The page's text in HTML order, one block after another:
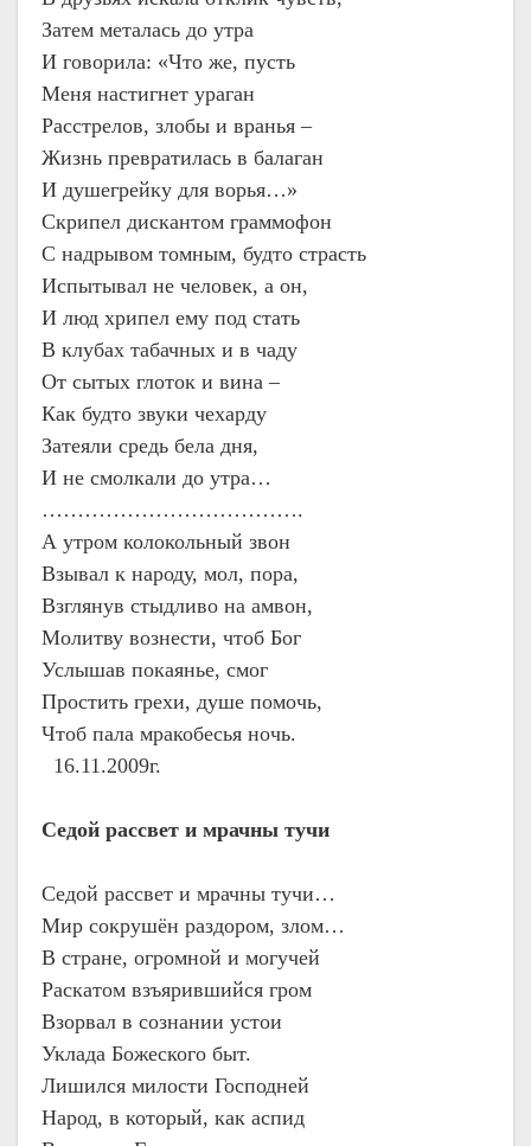
Затем металась до утра
И говорила: «Что же, пусть
Меня настигнет ураган
Расстрелов, злобы и вранья –
Жизнь превратилась в балаган
И душегрейку для ворья…»
Скрипел дискантом граммофон
С надрывом томным, будто страсть
Испытывал не человек, а он,
И люд хрипел ему под стать
В клубах табачных и в чаду
От сытых глоток и вина –
Как будто звуки чехарду
Затеяли средь бела дня,
И не смолкали до утра…
……………………………….
А утром колокольный звон
Взывал к народу, мол, пора,
Взглянув стыдливо на амвон,
Молитву вознести, чтоб Бог
Услышав покаянье, смог
Простить грехи, душе помочь,
Чтоб пала мракобесья ночь.
16.11.2009г.
Седой рассвет и мрачны тучи
Седой рассвет и мрачны тучи…
Мир сокрушён раздором, злом…
В стране, огромной и могучей
Раскатом взъярившийся гром
Взорвал в сознании устои
Уклада Божеского быт.
Лишился милости Господней
Народ, в который, как аспид